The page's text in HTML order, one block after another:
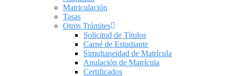
Matriculación
Tasas
Otros Trámites
Solicitud de Títulos
Carné de Estudiante
Simultaneidad de Matrícula
Anulación de Matrícula
Certificados